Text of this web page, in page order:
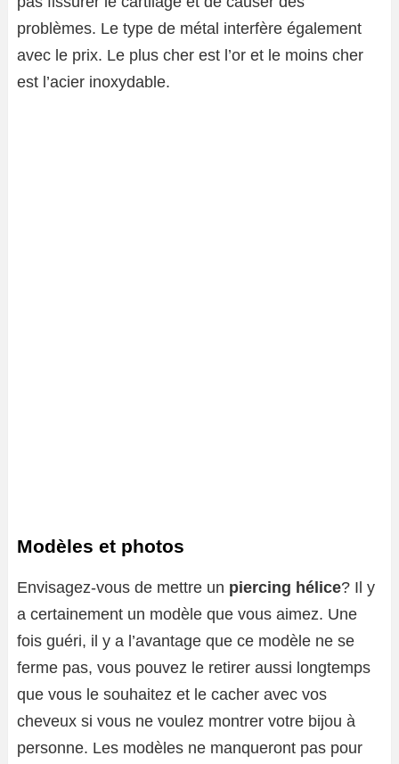
problèmes. Le type de métal interfère également
avec le prix. Le plus cher est l’or et le moins cher
est l’acier inoxydable.
Modèles et photos
Envisagez-vous de mettre un piercing hélice? Il y
a certainement un modèle que vous aimez. Une
fois guéri, il y a l’avantage que ce modèle ne se
ferme pas, vous pouvez le retirer aussi longtemps
que vous le souhaitez et le cacher avec vos
cheveux si vous ne voulez montrer votre bijou à
personne. Les modèles ne manqueront pas pour